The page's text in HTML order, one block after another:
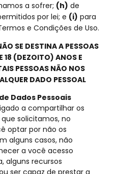
a sofrer; (h) de
por lei; e (i) para
e Condições de Uso.
SE DESTINA A PESSOAS
18 (DEZOITO) ANOS E
PESSOAS NÃO NOS
DADO PESSOAL
Dados Pessoais
a compartilhar os
que solicitamos, no
optar por não os
alguns casos, não
a você acesso
alguns recursos
ser capaz de prestar a